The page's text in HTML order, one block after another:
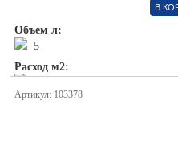
В
Объем л:
5
Расход м2:
Артикул: 103378